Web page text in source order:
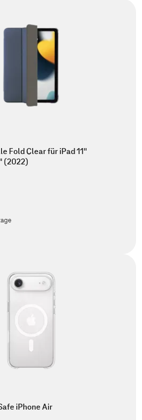
Fold Clear für iPad 11"
(2022)
iPhone Air